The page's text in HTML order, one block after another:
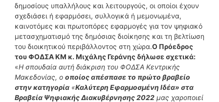
δημοσίους υπαλλήλους και λειτουργούς, οι οποίοι έχουν
σχεδιάσει ή εφαρμόσει, συλλογικά ή μεμονωμένα,
καινοτόμες και πρωτοπόρες εφαρμογές για τον ψηφιακό
μετασχηματισμό της δημόσιας διοίκησης και τη βελτίωση
του διοικητικού περιβάλλοντος στη χώρα.Ο Πρόεδρος
του ΦΟΔΣΑ ΚΜ κ. Μιχάλης Γεράνης δήλωσε σχετικά:
«Η σπουδαία αυτή διάκριση του ΦΟΔΣΑ Κεντρικής
Μακεδονίας, ο οποίος απέσπασε το πρώτο βραβείο
στην κατηγορία «Καλύτερη Εφαρμοσμένη Ιδέα» στα
Βραβεία Ψηφιακής Διακυβέρνησης 2022 μας χαροποιεί